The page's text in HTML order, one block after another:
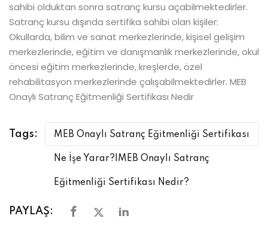
sahibi olduktan sonra satranç kursu açabilmektedirler.
Satranç kursu dışında sertifika sahibi olan kişiler:
Okullarda, bilim ve sanat merkezlerinde, kişisel gelişim
merkezlerinde, eğitim ve danışmanlık merkezlerinde, okul
öncesi eğitim merkezlerinde, kreşlerde, özel
rehabilitasyon merkezlerinde çalışabilmektedirler. MEB
Onaylı Satranç Eğitmenliği Sertifikası Nedir
Tags: MEB Onaylı Satranç Eğitmenliği Sertifikası
Ne İşe Yarar?|MEB Onaylı Satranç
Eğitmenliği Sertifikası Nedir?
PAYLAŞ: